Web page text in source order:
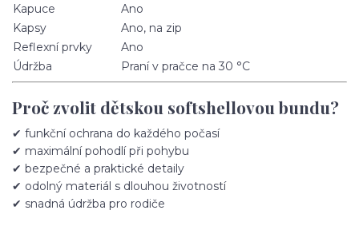
Kapuce
Ano
Kapsy
Ano, na zip
Reflexní prvky
Ano
Údržba
Praní v pračce na 30 °C
Proč zvolit dětskou softshellovou bundu?
✔ funkční ochrana do každého počasí
✔ maximální pohodlí při pohybu
✔ bezpečné a praktické detaily
✔ odolný materiál s dlouhou životností
✔ snadná údržba pro rodiče